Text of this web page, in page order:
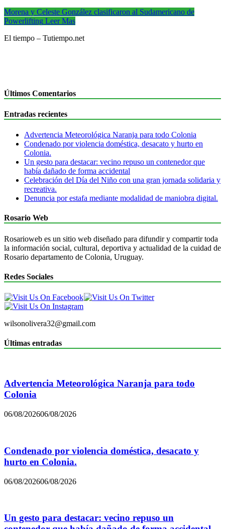
Morena y Celeste González clasificaron al Sudamericano de
Powerlifting Leer Mas
El tiempo – Tutiempo.net
Últimos Comentarios
Entradas recientes
Advertencia Meteorológica Naranja para todo Colonia
Condenado por violencia doméstica, desacato y hurto en
Colonia.
Un gesto para destacar: vecino repuso un contenedor que
había dañado de forma accidental
Celebración del Día del Niño con una gran jornada solidaria y
recreativa.
Denuncia por estafa mediante modalidad de maniobra digital.
Rosario Web
Rosarioweb es un sitio web diseñado para difundir y compartir toda
la información social, cultural, deportiva y actualidad de la cuidad de
Rosario departamento de Colonia, Uruguay.
Redes Sociales
wilsonolivera32@gmail.com
Últimas entradas
Advertencia Meteorológica Naranja para todo
Colonia
06/08/202606/08/2026
Condenado por violencia doméstica, desacato y
hurto en Colonia.
06/08/202606/08/2026
Un gesto para destacar: vecino repuso un